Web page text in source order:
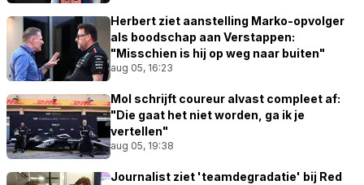
Herbert ziet aanstelling Marko-opvolger
als boodschap aan Verstappen:
"Misschien is hij op weg naar buiten"
aug 05, 16:23
Mol schrijft coureur alvast compleet af:
"Die gaat het niet worden, ga ik je
vertellen"
aug 05, 19:38
Journalist ziet 'teamdegradatie' bij Red